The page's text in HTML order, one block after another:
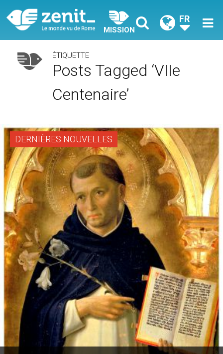
MISSION
FR
ÉTIQUETTE
Posts Tagged ‘VIIe
Centenaire’
DERNIÈRES NOUVELLES